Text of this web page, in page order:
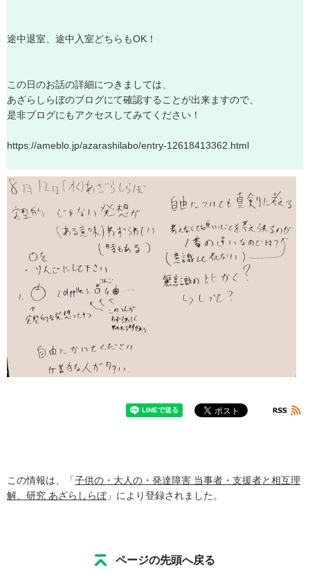
途中退室、 途中 入室どちら もOK ！
この日のお話の詳細につき ま しては、
あざら し らぼのブログにて確認するこ とが出来ますので、
是非ブログにもアクセス してみて く ださ い ！
https://ameblo.jp/azarashilabo/entry-12618413362.html
この情報は、「子供の・大人の・発達障害 当事者・支援者と相互理
解、研究 あざらしらぼ」により登録されました。
ページの先頭へ戻る